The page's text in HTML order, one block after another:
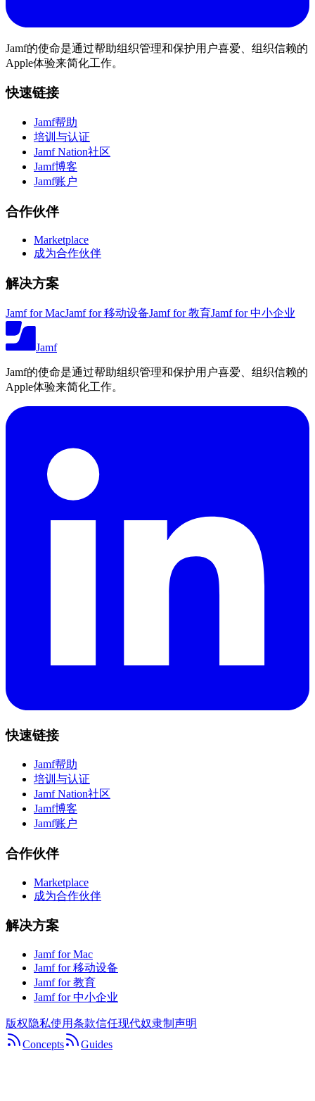
Jamf的使命是通过帮助组织管理和保护用户喜爱、组织信赖的
Apple体验来简化工作。
快速链接
Jamf帮助
培训与认证
Jamf Nation社区
Jamf博客
Jamf账户
合作伙伴
Marketplace
成为合作伙伴
解决方案
Jamf for MacJamf for 移动设备Jamf for 教育Jamf for 中小企业
Jamf
Jamf的使命是通过帮助组织管理和保护用户喜爱、组织信赖的
Apple体验来简化工作。
快速链接
Jamf帮助
培训与认证
Jamf Nation社区
Jamf博客
Jamf账户
合作伙伴
Marketplace
成为合作伙伴
解决方案
Jamf for Mac
Jamf for 移动设备
Jamf for 教育
Jamf for 中小企业
版权隐私使用条款信任现代奴隶制声明
Concepts
Guides